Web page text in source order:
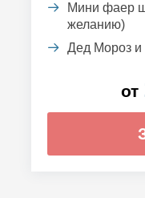
Мини фаер
желанию)
Дед Мороз и
от